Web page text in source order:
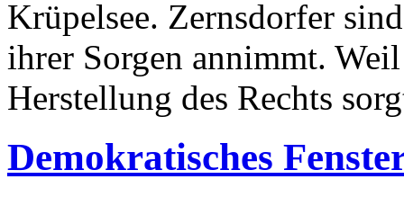
Krüpelsee. Zernsdorfer
ihrer Sorgen annimmt.
Herstellung des Rechts
Demokratisches